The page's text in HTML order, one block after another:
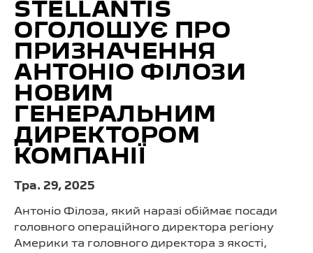
STELLANTIS
ОГОЛОШУЄ ПРО
ПРИЗНАЧЕННЯ
АНТОНІО ФІЛОЗИ
НОВИМ
ГЕНЕРАЛЬНИМ
ДИРЕКТОРОМ
КОМПАНІЇ
Тра. 29, 2025
Антоніо Філоза, який наразі обіймає посади
головного операційного директора регіону
Америки та головного директора з якості,